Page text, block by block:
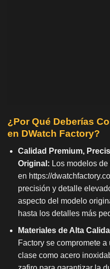
¿Por Qué Deberías
en DWatch Factory?
Calidad Premium,
Original: Los modelos
en https://
precisión y detalle
aspecto del modelo
hasta los detalles más
Materiales de Alta
Factory se compromete
clase como acero